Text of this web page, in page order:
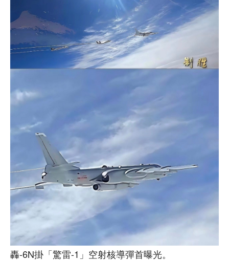
轟-6N掛「驚雷-1」空射核導彈首曝光。